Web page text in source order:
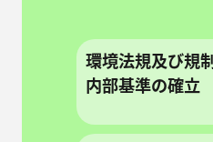
環境法規及び規
内部基準の確立